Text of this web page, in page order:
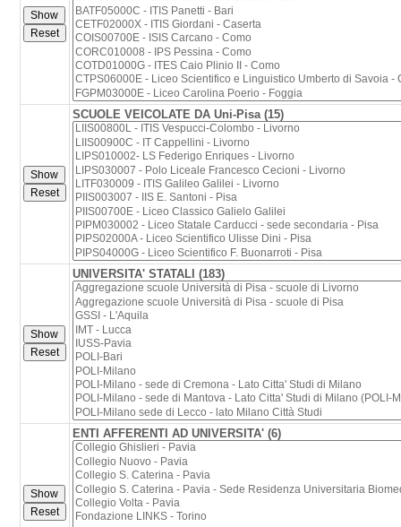
SCUOLE VEICOLATE DA Uni-Pisa (15)
UNIVERSITA' STATALI (183)
ENTI AFFERENTI AD UNIVERSITA' (6)